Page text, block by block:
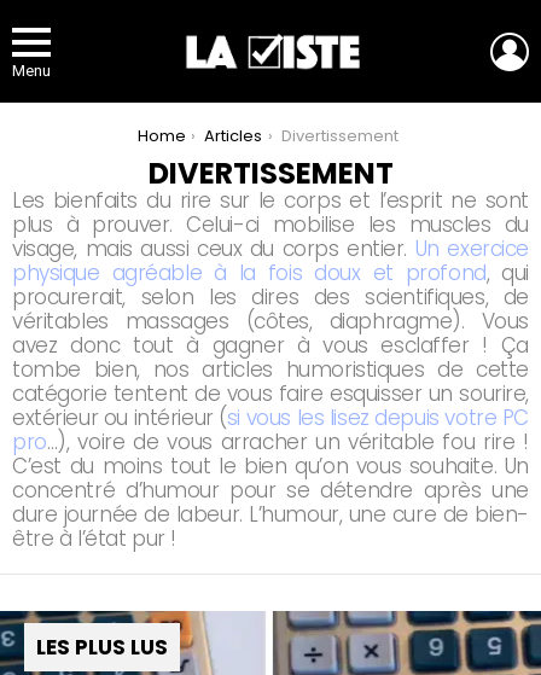
Menu
Home Articles Divertissement
DIVERTISSEMENT
Les bienfaits du rire sur le corps et l’esprit ne sont
plus à prouver. Celui-ci mobilise les muscles du
visage, mais aussi ceux du corps entier. Un exercice
physique agréable à la fois doux et profond, qui
procurerait, selon les dires des scientifiques, de
véritables massages (côtes, diaphragme). Vous
avez donc tout à gagner à vous esclaffer ! Ça
tombe bien, nos articles humoristiques de cette
catégorie tentent de vous faire esquisser un sourire,
extérieur ou intérieur (si vous les lisez depuis votre PC
pro…), voire de vous arracher un véritable fou rire !
C’est du moins tout le bien qu’on vous souhaite. Un
concentré d’humour pour se détendre après une
dure journée de labeur. L’humour, une cure de bien-
être à l’état pur !
LES PLUS LUS